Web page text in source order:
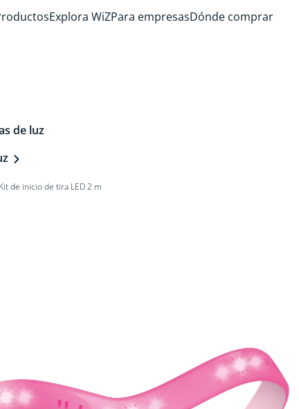
Explora WiZPara empresasDónde comprar
de luz
de inicio de tira LED 2 m